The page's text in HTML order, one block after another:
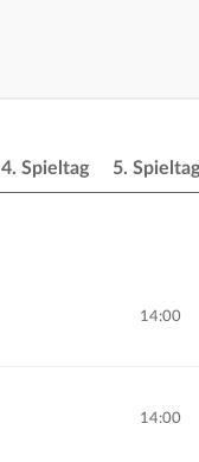
4. Spieltag 5. Spieltag
14:00
14:00